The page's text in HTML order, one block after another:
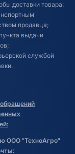
доставки товара:
продавца;
выдачи
службой
ООО "ТехноАгро"